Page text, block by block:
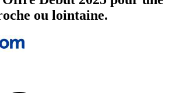
ou lointaine.